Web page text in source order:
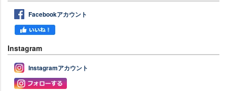
Facebookアカウント
Instagram
Instagramアカウント